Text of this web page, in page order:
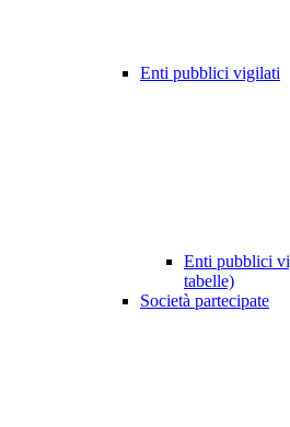
Enti pubblici vigilati
Enti pubblici
tabelle)
Società partecipate